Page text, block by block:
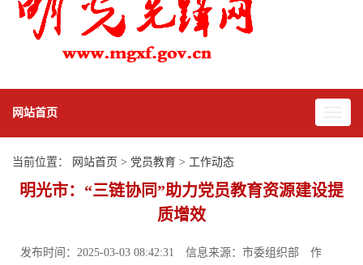
网站首页
当前位置： 网站首页 > 党员教育 > 工作动态
明光市：“三链协同”助力党员教育资源建设提
质增效
发布时间：2025-03-03 08:42:31 信息来源：市委组织部
作